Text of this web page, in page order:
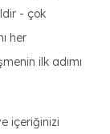
- çok
her
ilk adımı
içeriğinizi